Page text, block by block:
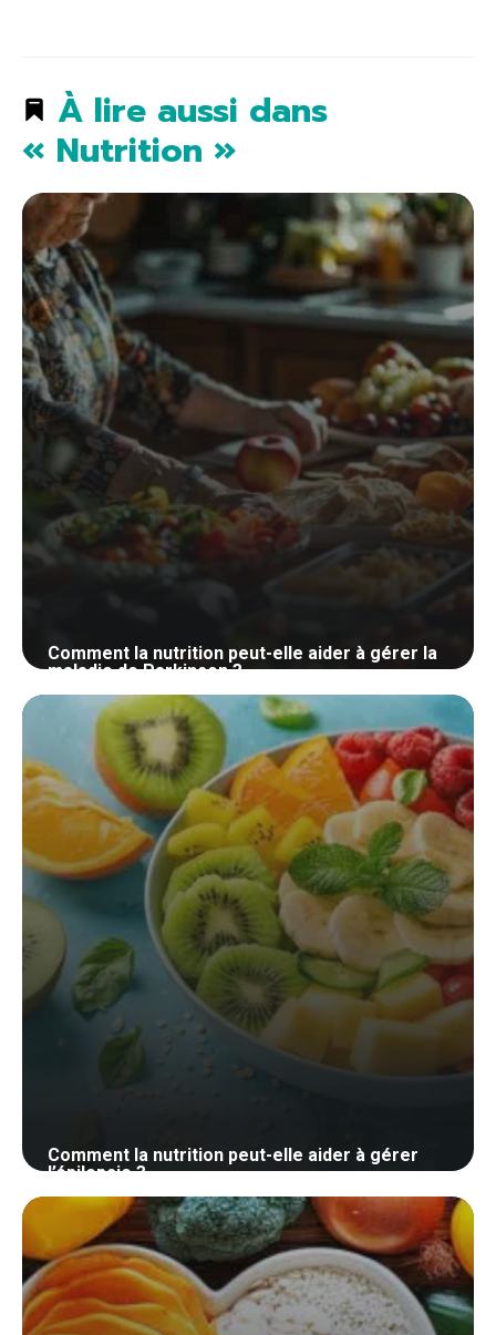
À lire aussi dans
« Nutrition »
Comment la nutrition peut-elle aider à gérer la
maladie de Parkinson ?
29 mai 2024
Comment la nutrition peut-elle aider à gérer
l’épilepsie ?
29 mai 2024